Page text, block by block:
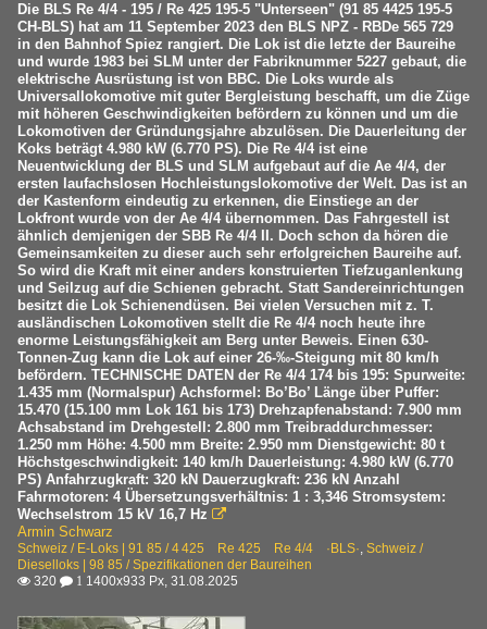
Die BLS Re 4/4 - 195 / Re 425 195-5 "Unterseen" (91 85 4425 195-5
CH-BLS) hat am 11 September 2023 den BLS NPZ - RBDe 565 729
in den Bahnhof Spiez rangiert. Die Lok ist die letzte der Baureihe
und wurde 1983 bei SLM unter der Fabriknummer 5227 gebaut, die
elektrische Ausrüstung ist von BBC. Die Loks wurde als
Universallokomotive mit guter Bergleistung beschafft, um die Züge
mit höheren Geschwindigkeiten befördern zu können und um die
Lokomotiven der Gründungsjahre abzulösen. Die Dauerleitung der
Koks beträgt 4.980 kW (6.770 PS). Die Re 4/4 ist eine
Neuentwicklung der BLS und SLM aufgebaut auf die Ae 4/4, der
ersten laufachslosen Hochleistungslokomotive der Welt. Das ist an
der Kastenform eindeutig zu erkennen, die Einstiege an der
Lokfront wurde von der Ae 4/4 übernommen. Das Fahrgestell ist
ähnlich demjenigen der SBB Re 4/4 II. Doch schon da hören die
Gemeinsamkeiten zu dieser auch sehr erfolgreichen Baureihe auf.
So wird die Kraft mit einer anders konstruierten Tiefzuganlenkung
und Seilzug auf die Schienen gebracht. Statt Sandereinrichtungen
besitzt die Lok Schienendüsen. Bei vielen Versuchen mit z. T.
ausländischen Lokomotiven stellt die Re 4/4 noch heute ihre
enorme Leistungsfähigkeit am Berg unter Beweis. Einen 630-
Tonnen-Zug kann die Lok auf einer 26-‰-Steigung mit 80 km/h
befördern. TECHNISCHE DATEN der Re 4/4 174 bis 195: Spurweite:
1.435 mm (Normalspur) Achsformel: Bo’Bo’ Länge über Puffer:
15.470 (15.100 mm Lok 161 bis 173) Drehzapfenabstand: 7.900 mm
Achsabstand im Drehgestell: 2.800 mm Treibraddurchmesser:
1.250 mm Höhe: 4.500 mm Breite: 2.950 mm Dienstgewicht: 80 t
Höchstgeschwindigkeit: 140 km/h Dauerleistung: 4.980 kW (6.770
PS) Anfahrzugkraft: 320 kN Dauerzugkraft: 236 kN Anzahl
Fahrmotoren: 4 Übersetzungsverhältnis: 1 : 3,346 Stromsystem:
Wechselstrom 15 kV 16,7 Hz 
Armin Schwarz
Schweiz / E-Loks | 91 85 / 4 425 Re 425 Re 4/4 ·BLS·, Schweiz /
Dieselloks | 98 85 / Spezifikationen der Baureihen
 320  1 1400x933 Px, 31.08.2025